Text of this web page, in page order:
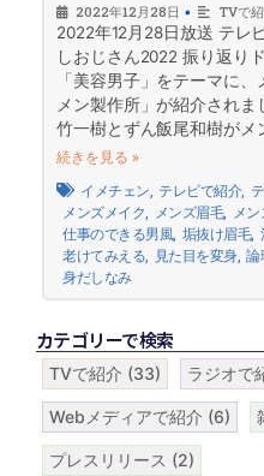
2022年12月28日 • TVで
2022年12月28日放送 テレ
しおじさん2022 振り返り
「美容男子」をテーマに
メン製作所」が紹介され
竹一樹とずん飯尾和樹がメ
続きを見る »
イメチェン テレビで紹介,
メンズメイク
メンズ眉毛, メ
仕事のできる男風, 垢抜け眉毛,
老けてみえる
見た目を変身, 論
身だしなみ
カテゴリーで検索
TVで紹介 (33) ラジオで
Webメディアで紹介 (6)
プレスリリース (2)